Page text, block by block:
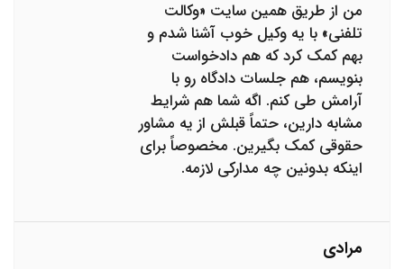
من از طریق همین سایت «وکالت
تلفنی» با یه وکیل خوب آشنا شدم و
بهم کمک کرد که هم دادخواست
بنویسم، هم جلسات دادگاه رو با
آرامش طی کنم. اگه شما هم شرایط
مشابه دارین، حتماً قبلش از یه مشاور
حقوقی کمک بگیرین. مخصوصاً برای
اینکه بدونین چه مدارکی لازمه.
مرادی